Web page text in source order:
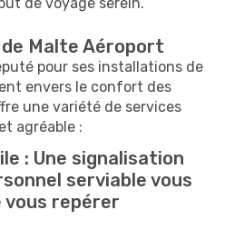
Malte Aéroport
pour ses installations de
envers le confort des
une variété de services
agréable :
: Une signalisation
serviable vous
repérer